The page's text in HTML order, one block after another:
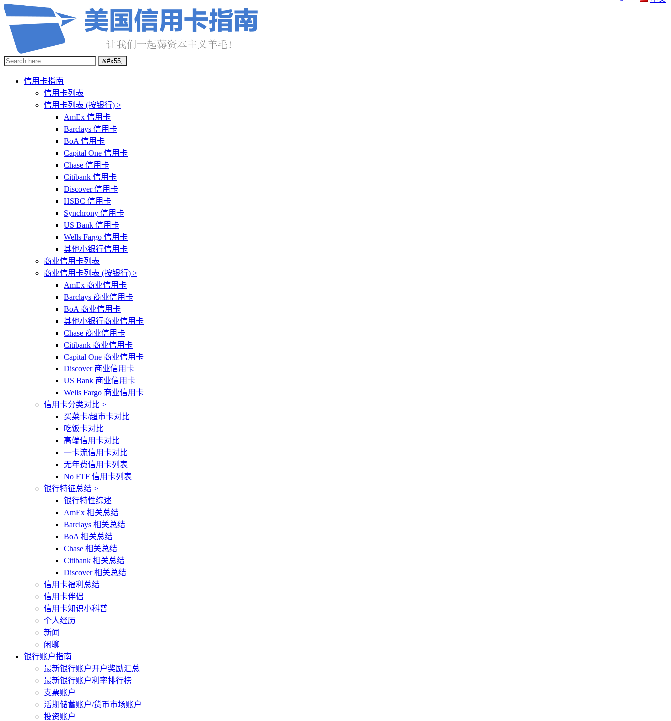
信用卡指南
信用卡列表
信用卡列表 (按银行) >
AmEx 信用卡
Barclays 信用卡
BoA 信用卡
Capital One 信用卡
Chase 信用卡
Citibank 信用卡
Discover 信用卡
HSBC 信用卡
Synchrony 信用卡
US Bank 信用卡
Wells Fargo 信用卡
其他小银行信用卡
商业信用卡列表
商业信用卡列表 (按银行) >
AmEx 商业信用卡
Barclays 商业信用卡
BoA 商业信用卡
其他小银行商业信用卡
Chase 商业信用卡
Citibank 商业信用卡
Capital One 商业信用卡
Discover 商业信用卡
US Bank 商业信用卡
Wells Fargo 商业信用卡
信用卡分类对比 >
买菜卡/超市卡对比
吃饭卡对比
高端信用卡对比
一卡流信用卡对比
无年费信用卡列表
No FTF 信用卡列表
银行特征总结 >
银行特性综述
AmEx 相关总结
Barclays 相关总结
BoA 相关总结
Chase 相关总结
Citibank 相关总结
Discover 相关总结
信用卡福利总结
信用卡伴侣
信用卡知识小科普
个人经历
新闻
闲聊
银行账户指南
最新银行账户开户奖励汇总
最新银行账户利率排行榜
支票账户
活期储蓄账户/货币市场账户
投资账户